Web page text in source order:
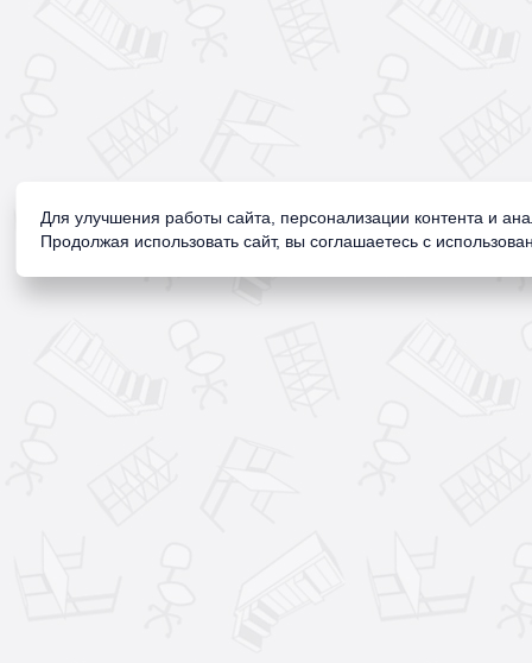
Для улучшения работы сайта, персонализации контента и
Продолжая использовать сайт, вы соглашаетесь с